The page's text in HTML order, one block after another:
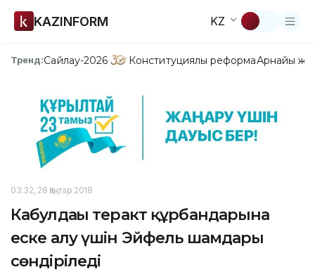
KAZINFORM KZ
Тренд:Сайлау-2026 Конституциялық реформаАрнайы
03:32, 28 Қаңтар 2018
Кабулдағы теракт құрбандарына
еске алу үшін Эйфель шамдары
сөндіріледі